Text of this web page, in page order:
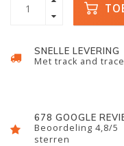
SNELLE LEVERING
Met track and trace
678 GOOGLE
Beoordeling 4,8/5
sterren